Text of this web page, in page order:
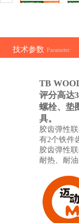
技术参数 Parameter
TB
评分高达
螺栓、垫
具。
胶齿弹性
有2个铁件
胶齿弹性
耐热、耐